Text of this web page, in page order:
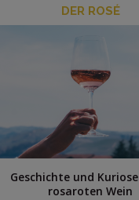
DER ROSÉ
Geschichte und
rosaroten Wein